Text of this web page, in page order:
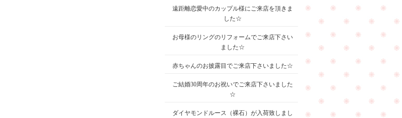
遠距離恋愛中のカップル様にご来店を頂きま
した☆
お母様のリングのリフォームでご来店下さい
ました☆
赤ちゃんのお披露目でご来店下さいました☆
ご結婚30周年のお祝いでご来店下さいました
☆
ダイヤモンドルース（裸石）が入荷致しまし